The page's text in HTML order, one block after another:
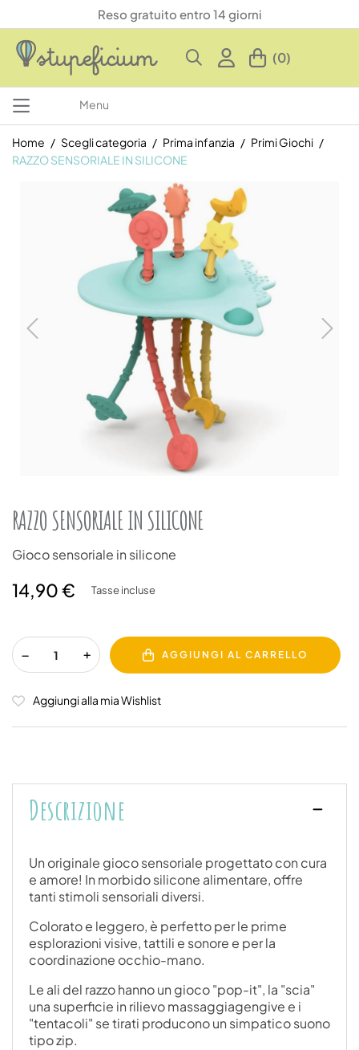
Reso gratuito entro 14 giorni
(0)
Menu
Home Scegli categoria Prima infanzia
Primi Giochi
RAZZO SENSORIALE IN SILICONE
RAZZO SENSORIALE IN SILICONE
Gioco sensoriale in silicone
14,90 € Tasse incluse
AGGIUNGI AL CARRELLO
Aggiungi alla mia Wishlist
Descrizione
Un originale gioco sensoriale progettato con cura
e amore! In morbido silicone alimentare, offre
tanti stimoli sensoriali diversi.
Colorato e leggero, è perfetto per le prime
esplorazioni visive, tattili e sonore e per la
coordinazione occhio-mano.
Le ali del razzo hanno un gioco "pop-it", la "scia"
una superficie in rilievo massaggiagengive e i
"tentacoli" se tirati producono un simpatico suono
tipo zip.